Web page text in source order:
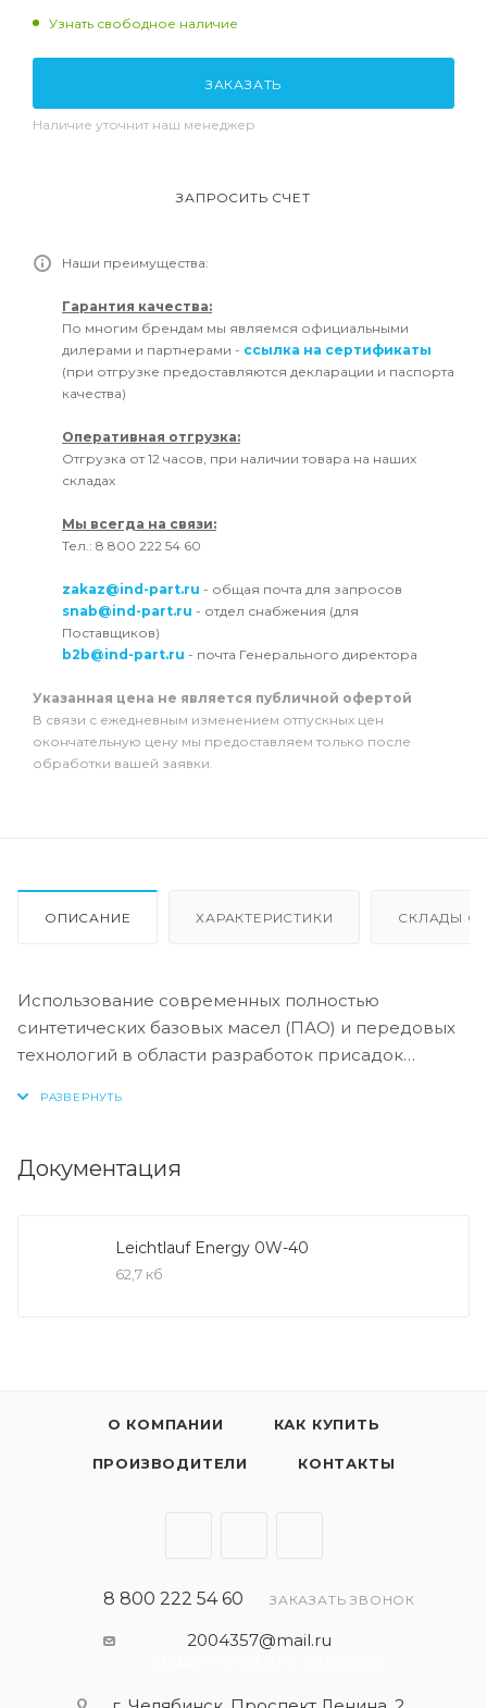
Узнать свободное наличие
ЗАКАЗАТЬ
Наличие уточнит наш менеджер
ЗАПРОСИТЬ СЧЕТ
Наши преимущества:
Гарантия качества:
По многим брендам мы являемся официальными
дилерами и партнерами - ссылка на сертификаты
(при отгрузке предоставляются декларации и паспорта
качества)
Оперативная отгрузка:
Отгрузка от 12 часов, при наличии товара на наших
складах
Мы всегда на связи:
Тел.: 8 800 222 54 60
zakaz@ind-part.ru - общая почта для запросов
snab@ind-part.ru - отдел снабжения (для
Поставщиков)
b2b@ind-part.ru - почта Генерального директора
Указанная цена не является публичной офертой
В связи с ежедневным изменением отпускных цен
окончательную цену мы предоставляем только после
обработки вашей заявки.
ОПИСАНИЕ ХАРАКТЕРИСТИКИ СКЛАДЫ
Использование современных полностью
синтетических базовых масел (ПАО) и передовых
технологий в области разработок присадок
предотвращают образование отложений в
- Отличные пусковые свойства в мороз
- Оптимальная чистота двигателя
- Протестировано и совместимо с катализаторами
Благодаря тому, что Synthoil - настоящая 100% ПАО-
уверенность в стабильности их защитных свойств
Документация
Leiсhtlauf Energy 0W-40
62,7 кб
О КОМПАНИИ КАК КУПИТЬ
ПРОИЗВОДИТЕЛИ КОНТАКТЫ
8 800 222 54 60 ЗАКАЗАТЬ ЗВОНОК
2004357@mail.ru